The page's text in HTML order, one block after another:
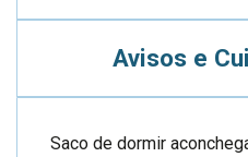
Avisos e
Saco de dormir